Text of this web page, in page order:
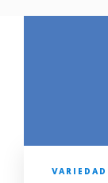
VARIEDAD